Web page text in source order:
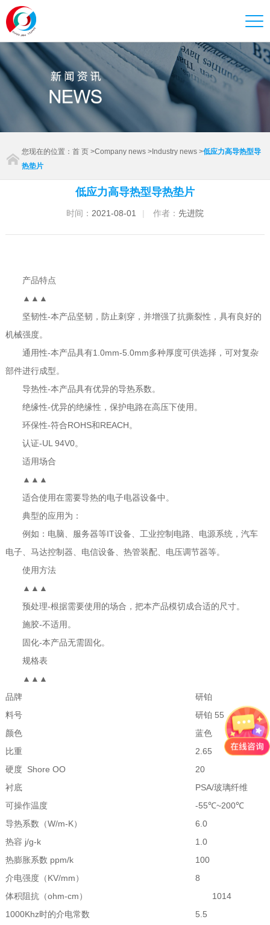
您现在的位置：首 页 >Company news > Industry news >低应力高导热型导
热垫片
低应力高导热型导热垫片
时间： 2021-08-01 | 作者： 先进院
产品特点
▲▲▲
坚韧性-本产品坚韧，防止刺穿，并增强了抗撕裂性，具有良好的
机械强度。
通用性-本产品具有1.0mm-5.0mm多种厚度可供选择，可对复杂
部件进行成型。
导热性-本产品具有优异的导热系数。
绝缘性-优异的绝缘性，保护电路在高压下使用。
环保性-符合ROHS和REACH。
认证-UL 94V0。
适用场合
▲▲▲
适合使用在需要导热的电子电器设备中。
典型的应用为：
例如：电脑、服务器等IT设备、工业控制电路、电源系统，汽车
电子、马达控制器、电信设备、热管装配、电压调节器等。
使用方法
▲▲▲
预处理-根据需要使用的场合，把本产品模切成合适的尺寸。
施胶-不适用。
固化-本产品无需固化。
规格表
▲▲▲
品牌
研铂
料号
研铂 55
颜色
蓝色
比重
2.65
硬度 Shore OO
20
衬底
PSA/玻璃纤维
可操作温度
-55℃~200℃
导热系数（W/m-K）
6.0
热容 j/g-k
1.0
热膨胀系数 ppm/k
100
介电强度（KV/mm）
体积阻抗（ohm-cm）
1014
1000Khz时的介电常数
5.5